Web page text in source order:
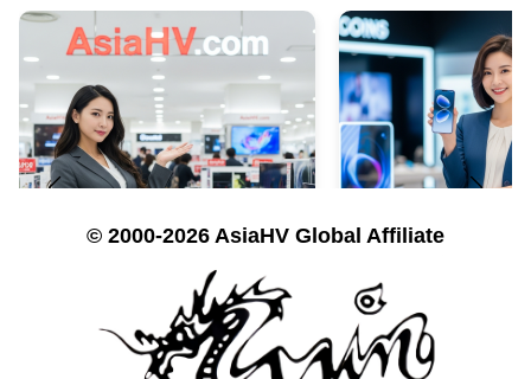
© 2000-2026 AsiaHV Global Affiliate